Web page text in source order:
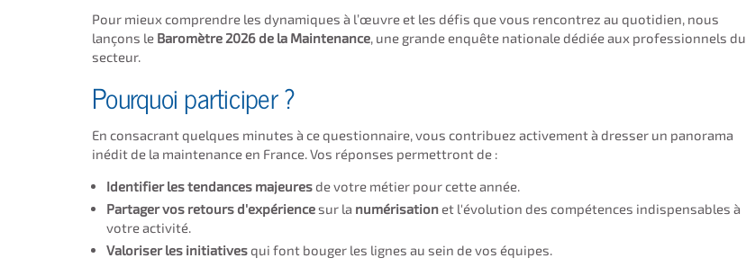
Pour mieux comprendre les dynamiques à l’œuvre et les défis que vous rencontrez au quotidien, nous
lançons le Baromètre 2026 de la Maintenance , une grande enquête nationale dédiée aux professionnels du
secteur.
Pourquoi participer ?
En consacrant quelques minutes à ce questionnaire, vous contribuez activement à dresser un panorama
inédit de la maintenance en France. Vos réponses permettront de :
Identifier les tendances majeuresde votre métier pour cette année.
Partager vos retours d'expériencesur la numérisationet l'évolution des compétences indispensables à
votre activité.
Valoriser les initiativesqui font bouger les lignes au sein de vos équipes.